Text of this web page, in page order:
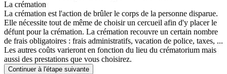
La crémation
La crémation est l'action de brûler le corps de la personne disparue.
Elle nécessite tout de même de choisir un cercueil afin d'y placer le
défunt pour la crémation. La crémation recouvre un certain nombre
de frais obligatoires : frais administratifs, vacation de police, taxes, ...
Les autres coûts varieront en fonction du lieu du crématorium mais
aussi des prestations que vous choisirez.
Continuer à l'étape suivante